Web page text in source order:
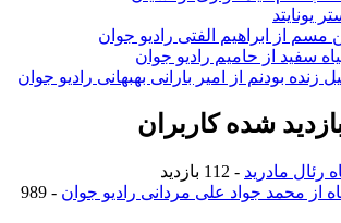
یونایتد
مسم از ابراهیم الفتی رادیو جوان
سفید از حامیم رادیو جوان
زنده بودنم از امیر بارانی بهبهانی رادیو جوان
شده کاربران
رئال مادرید - 112 بازدید
از محمد جواد علی مردانی رادیو جوان
- 989